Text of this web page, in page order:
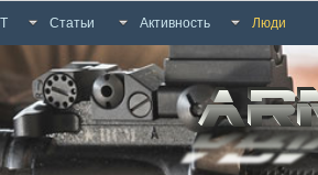
Статьи Активность Люди